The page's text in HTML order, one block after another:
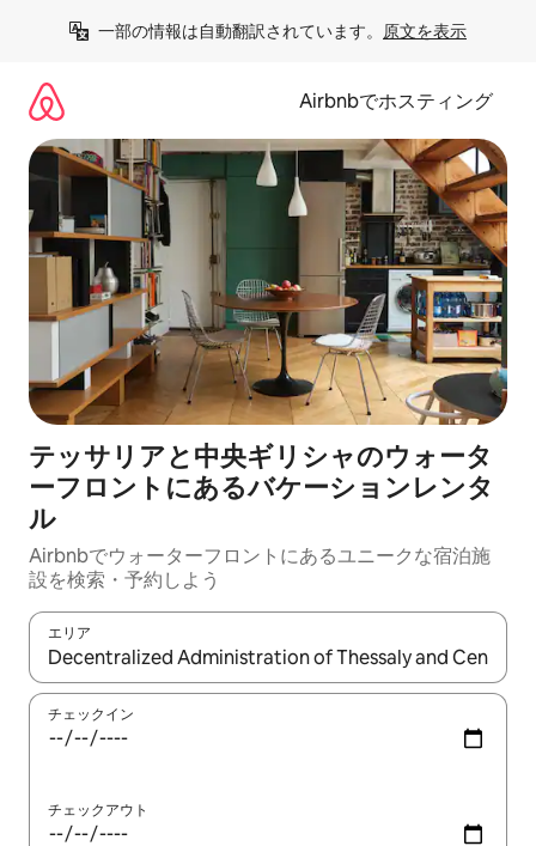
一部の情報は自動翻訳されています。 原文を表示
Airbnbでホスティング
テッサリアと中央ギリシャのウォータ
ーフロントにあるバケーションレンタ
ル
Airbnbでウォーターフロントにあるユニークな宿泊施
設を検索・予約しよう
エリア
検索結果が表示されたら、上下の矢印キーを使って移動するか
チェックイン
チェックアウト